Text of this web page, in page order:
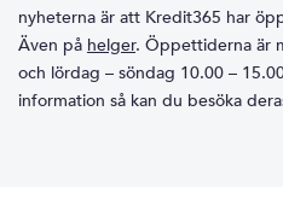
nyheterna är att Kredit365 har
Även på helger. Öppettiderna är
och lördag – söndag 10.00 –
information så kan du besöka